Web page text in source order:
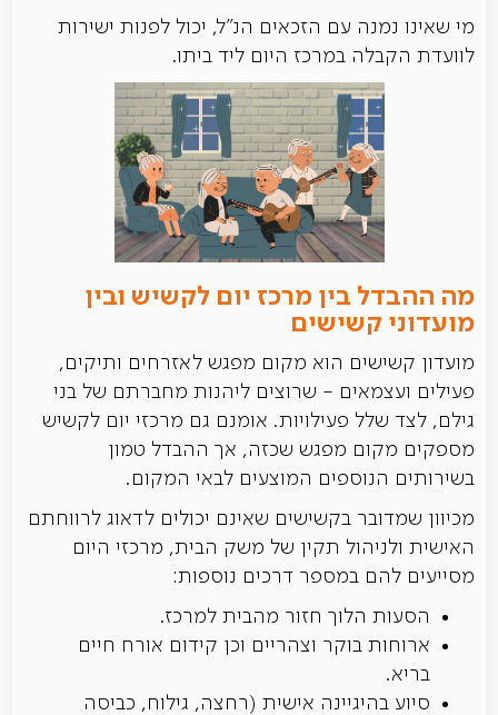
מי שאינו נמנה עם הזכאים הנ"ל, יכול לפנות ישירות
לוועדת הקבלה במרכז היום ליד ביתו.
מה ההבדל בין מרכז יום לקשיש ובין
מועדוני קשישים
מועדון קשישים הוא מקום מפגש לאזרחים ותיקים,
פעילים ועצמאים - שרוצים ליהנות מחברתם של בני
גילם, לצד שלל פעילויות. אומנם גם מרכזי יום לקשיש
מספקים מקום מפגש שכזה, אך ההבדל טמון
בשירותים הנוספים המוצעים לבאי המקום.
מכיוון שמדובר בקשישים שאינם יכולים לדאוג לרווחתם
האישית ולניהול תקין של משק הבית, מרכזי היום
מסייעים להם במספר דרכים נוספות:
הסעות הלוך חזור מהבית למרכז.
ארוחות בוקר וצהריים וכן קידום אורח חיים
בריא.
סיוע בהיגיינה אישית (רחצה, גילוח, כביסה